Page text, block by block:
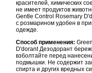
красителей, химических
не имеет продуктов
Gentle Control Rosemary
с розмарином удобен в
одежде.
Способ применения:
D'dorant Дезодорант
взболтайте перед
подмышки. Не содержит
спирта и других вредных